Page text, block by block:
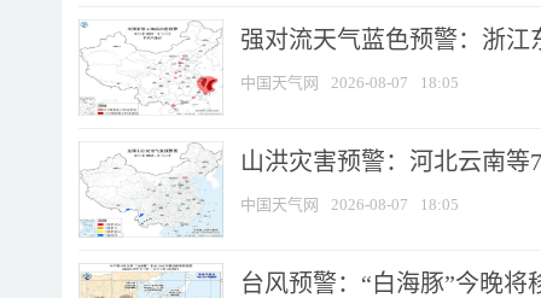
强对流天气蓝色预警：浙江
中国天气网 2026-08-07 18:05
山洪灾害预警：河北云南
中国天气网 2026-08-07 18:05
台风预警：“白海豚”今晚将